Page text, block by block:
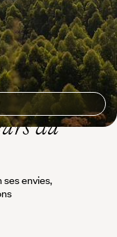
Elephant
du
envies,